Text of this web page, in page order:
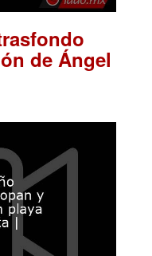
de Ángel